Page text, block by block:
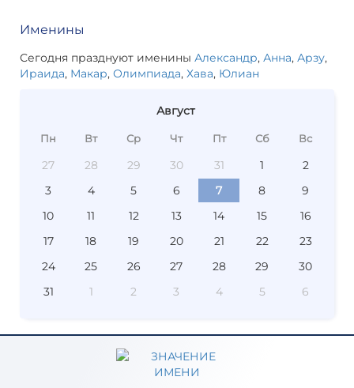
Именины
Сегодня празднуют именины Александр, Анна, Арзу,
Ираида, Макар, Олимпиада, Хава, Юлиан
Август
Пн Вт Ср Чт Пт Сб Вс
27 28 29 30 31 1
2
3
4 5 6 7 8
9
10
11 12 13 14 15
16
17
18 19 20 21 22
23
24
25 26 27 28 29
30
31
1 2 3 4 5 6